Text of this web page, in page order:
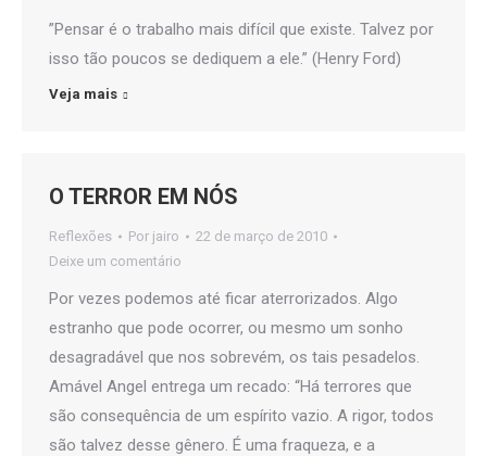
”Pensar é o trabalho mais difícil que existe. Talvez por
isso tão poucos se dediquem a ele.” (Henry Ford)
Veja mais
O TERROR EM NÓS
Reflexões Por jairo
22 de março de 2010
Deixe um comentário
Por vezes podemos até ficar aterrorizados. Algo
estranho que pode ocorrer, ou mesmo um sonho
desagradável que nos sobrevém, os tais pesadelos.
Amável Angel entrega um recado: “Há terrores que
são consequência de um espírito vazio. A rigor, todos
são talvez desse gênero. É uma fraqueza, e a